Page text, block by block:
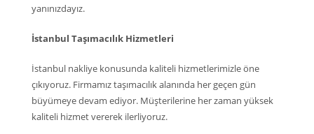
yanınızdayız.
İstanbul Taşımacılık Hizmetleri
İstanbul nakliye konusunda kaliteli hizmetlerimizle öne
çıkıyoruz. Firmamız taşımacılık alanında her geçen gün
büyümeye devam ediyor. Müşterilerine her zaman yüksek
kaliteli hizmet vererek ilerliyoruz.